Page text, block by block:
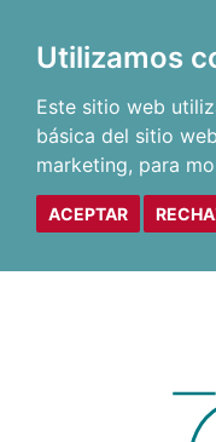
Utilizamos
Este sitio web
básica del sitio web
marketing, para
ACEPTAR